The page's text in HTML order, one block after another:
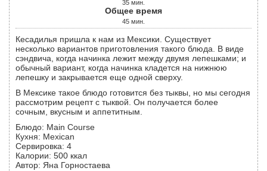
35 мин.
Общее время
45 мин.
Кесадилья пришла к нам из Мексики. Существует
несколько вариантов приготовления такого блюда. В виде
сэндвича, когда начинка лежит между двумя лепешками; и
обычный вариант, когда начинка кладется на нижнюю
лепешку и закрывается еще одной сверху.
В Мексике такое блюдо готовится без тыквы, но мы сегодня
рассмотрим рецепт с тыквой. Он получается более
сочным, вкусным и аппетитным.
Блюдо: Main Course
Кухня: Mexican
Сервировка: 4
Калории: 500 ккал
Автор: Яна Горностаева